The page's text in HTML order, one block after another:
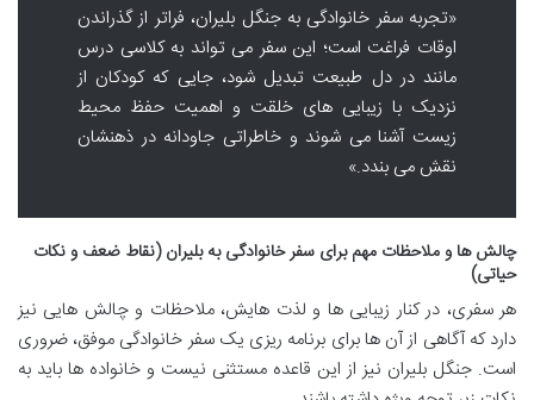
«تجربه سفر خانوادگی به جنگل بلیران، فراتر از گذراندن
اوقات فراغت است؛ این سفر می تواند به کلاسی درس
مانند در دل طبیعت تبدیل شود، جایی که کودکان از
نزدیک با زیبایی های خلقت و اهمیت حفظ محیط
زیست آشنا می شوند و خاطراتی جاودانه در ذهنشان
نقش می بندد.»
چالش ها و ملاحظات مهم برای سفر خانوادگی به بلیران (نقاط ضعف و نکات
حیاتی)
هر سفری، در کنار زیبایی ها و لذت هایش، ملاحظات و چالش هایی نیز
دارد که آگاهی از آن ها برای برنامه ریزی یک سفر خانوادگی موفق، ضروری
است. جنگل بلیران نیز از این قاعده مستثنی نیست و خانواده ها باید به